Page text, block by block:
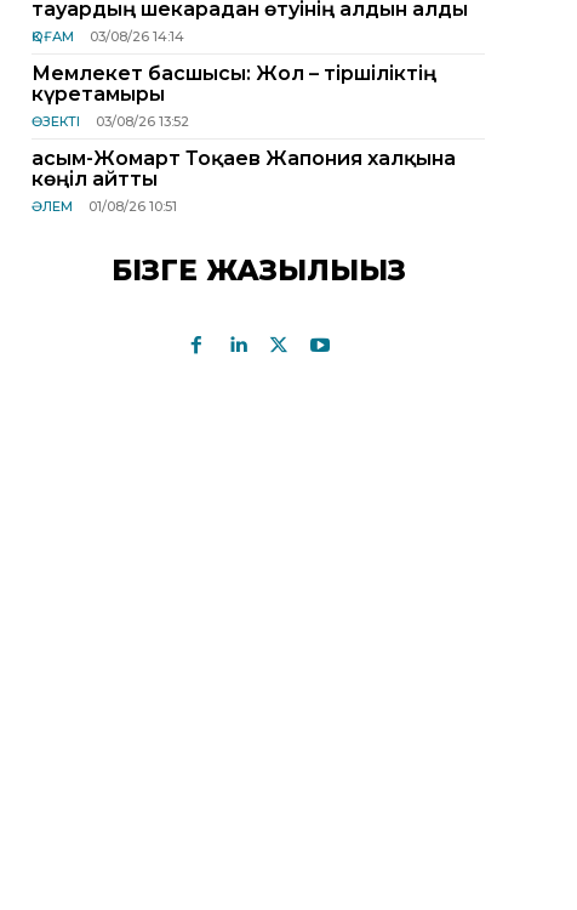
тауардың шекарадан өтуінің алдын алды
ҚОҒАМ 03/08/26 14:14
Мемлекет басшысы: Жол – тіршіліктің
күретамыры
ӨЗЕКТІ 03/08/26 13:52
Қасым-Жомарт Тоқаев Жапония халқына
көңіл айтты
ӘЛЕМ 01/08/26 10:51
БІЗГЕ ЖАЗЫЛЫҢЫЗ